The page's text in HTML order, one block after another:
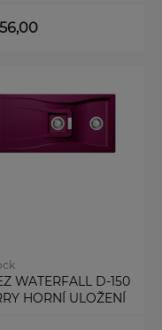
WATERFALL D-150
HORNÍ ULOŽENÍ